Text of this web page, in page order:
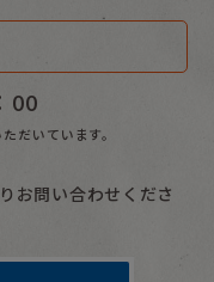
00
だいています。
お問い合わせくださ